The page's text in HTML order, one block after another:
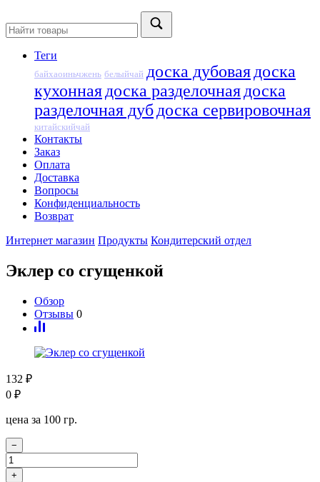
Теги
байхаоиньчжень белыйчай доска дубовая доска
кухонная доска разделочная доска
разделочная дуб доска сервировочная
китайскийчай
Контакты
Заказ
Оплата
Доставка
Вопросы
Конфиденциальность
Возврат
Интернет магазин Продукты Кондитерский отдел
Эклер со сгущенкой
Обзор
Отзывы 0
132 ₽
0 ₽
цена за 100 гр.
−
+